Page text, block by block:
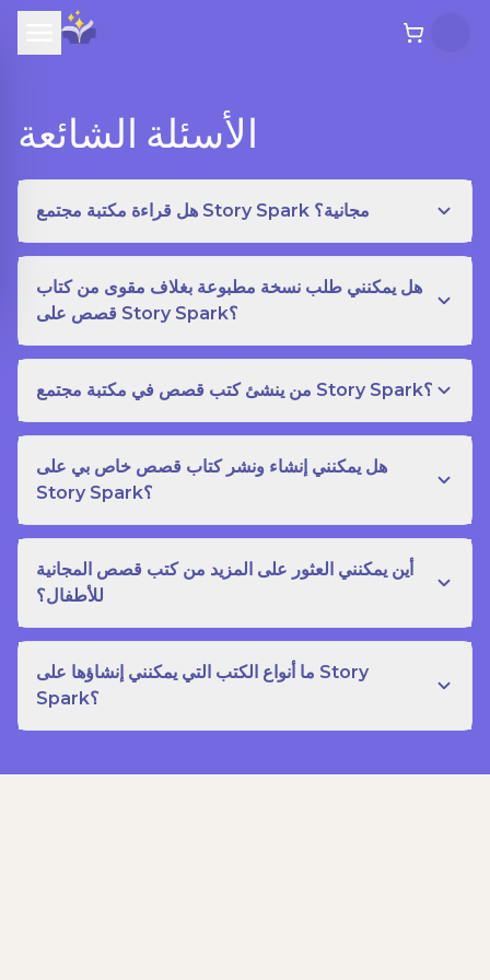
الأسئلة الشائعة
هل قراءة مكتبة مجتمع Story Spark مجانية؟
هل يمكنني طلب نسخة مطبوعة بغلاف مقوى من كتاب
قصص على Story Spark؟
من ينشئ كتب قصص في مكتبة مجتمع Story Spark؟
هل يمكنني إنشاء ونشر كتاب قصص خاص بي على
Story Spark؟
أين يمكنني العثور على المزيد من كتب قصص المجانية
للأطفال؟
ما أنواع الكتب التي يمكنني إنشاؤها على Story
Spark؟